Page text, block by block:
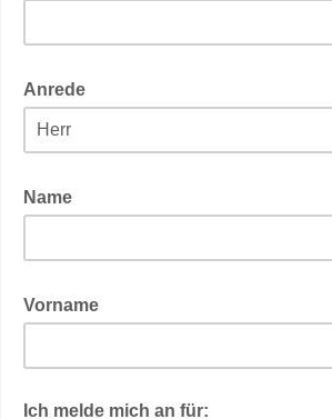
Anrede
Name
Vorname
Ich melde mich an für: